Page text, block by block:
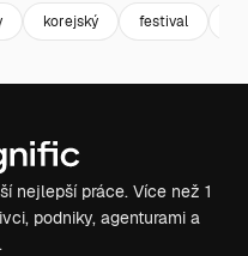
korejský festival
nejlepší práce. Více než 1
podniky, agenturami a